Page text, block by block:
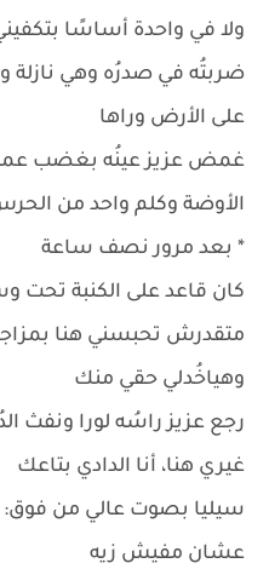
ولا في واحدة أساسًا
ضربتُه في صدرُه وهي نازلة
على الأرض وراها
غمض عزيز عينُه بغضب
الأوضة وكلم واحد من
* بعد مرور نصف ساعة
كان قاعد على الكنبة تحت
متقدرش تحبسني هنا
وهياخُدلي حقي منك
رجع عزيز راسُه لورا ونفث
غيري هنا، أنا الدادي بتاعك
سيليا بصوت عالي من فوق:
عشان مفيش زيه